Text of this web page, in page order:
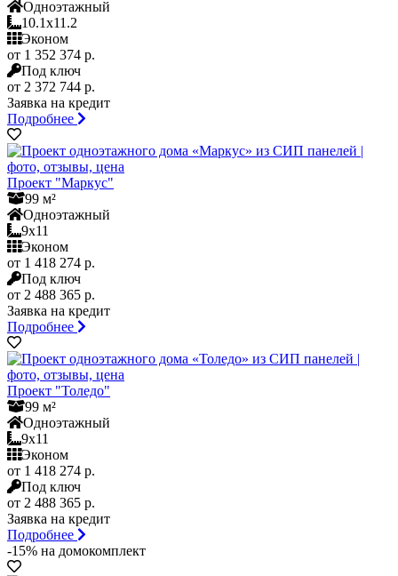
Одноэтажный
10.1x11.2
Эконом
от 1 352 374 р.
Под ключ
от 2 372 744 р.
Заявка на кредит
Подробнее
Проект "Маркус"
99 м²
Одноэтажный
9x11
Эконом
от 1 418 274 р.
Под ключ
от 2 488 365 р.
Заявка на кредит
Подробнее
Проект "Толедо"
99 м²
Одноэтажный
9x11
Эконом
от 1 418 274 р.
Под ключ
от 2 488 365 р.
Заявка на кредит
Подробнее
-15% на домокомплект